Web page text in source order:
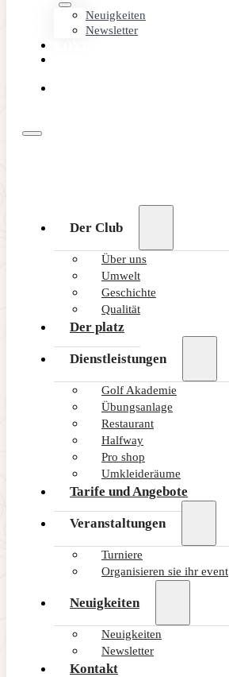
Neuigkeiten
Newsletter
Der Club
Über uns
Umwelt
Geschichte
Qualität
Der platz
Dienstleistungen
Golf Akademie
Übungsanlage
Restaurant
Halfway
Pro shop
Umkleideräume
Tarife und Angebote
Veranstaltungen
Turniere
Organisieren sie ihr event
Neuigkeiten
Neuigkeiten
Newsletter
Kontakt